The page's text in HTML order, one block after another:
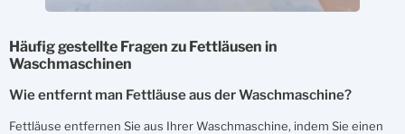
Häufig gestellte Fragen zu Fettläusen in
Waschmaschinen
Wie entfernt man Fettläuse aus der Waschmaschine?
Fettläuse entfernen Sie aus Ihrer Waschmaschine, indem Sie einen